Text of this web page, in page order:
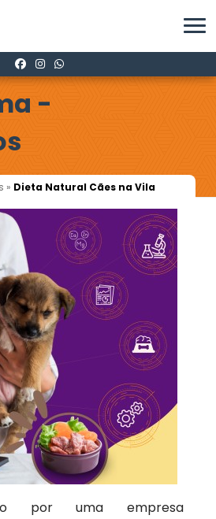
Cães na
-
» Dieta Natural Cães na Vila
por uma empresa